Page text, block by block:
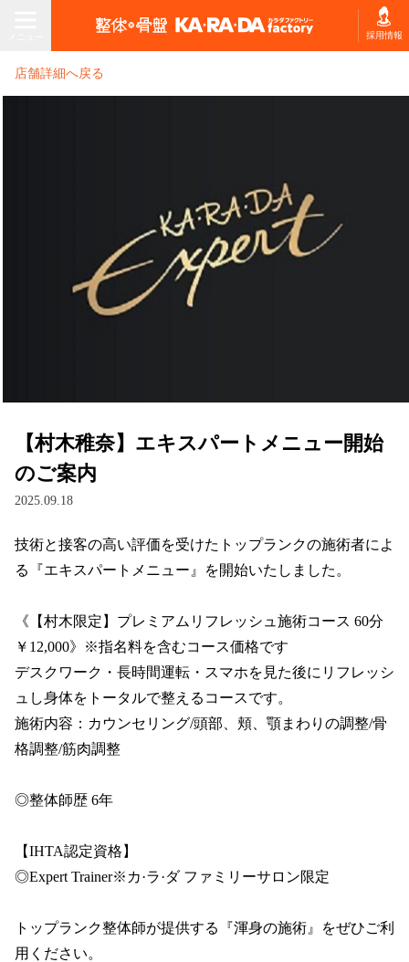
採用情報
お悩みから
コースを選ぶ
カラダファクトリーについて
サロンスタッフについて
お客様の声
よくあるご質問
カラダメンバーズアプリ
カラダ会員特典について
マイページ
お役立ち情報
整体・骨盤ジャーナル
店舗詳細へ戻る
【村木稚奈】エキスパートメニュー開始
のご案内
2025.09.18
技術と接客の高い評価を受けたトップランクの施術者によ
る『エキスパートメニュー』を開始いたしました。
《【村木限定】プレミアムリフレッシュ施術コース 60分
￥12,000》※指名料を含むコース価格です
デスクワーク・長時間運転・スマホを見た後にリフレッシ
ュし身体をトータルで整えるコースです。
施術内容：カウンセリング/頭部、頬、顎まわりの調整/骨
格調整/筋肉調整
◎整体師歴 6年
【IHTA認定資格】
◎Expert Trainer※カ·ラ·ダ ファミリーサロン限定
トップランク整体師が提供する『渾身の施術』をぜひご利
用ください。